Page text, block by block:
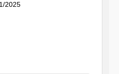
2025